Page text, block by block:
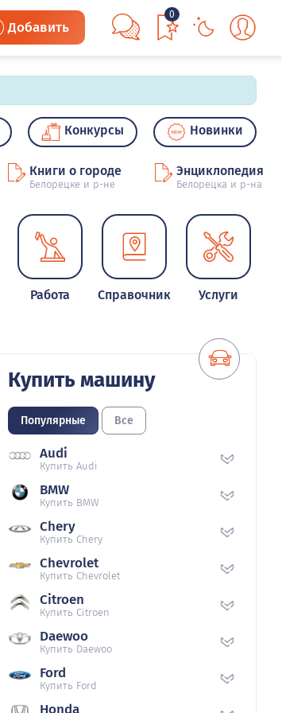
Добавить
0
Конкурсы Новинки
Книги о городе
Белорецке и р-не
Энциклопедия
Белорецка и р-на
Работа Справочник Услуги
Купить машину
Популярные Все
Audi
Купить Audi
BMW
Купить BMW
Chery
Купить Chery
Chevrolet
Купить Chevrolet
Citroen
Купить Citroen
Daewoo
Купить Daewoo
Ford
Купить Ford
Honda